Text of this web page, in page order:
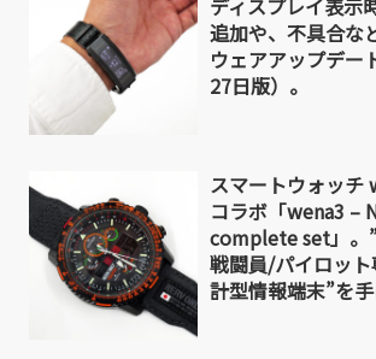
ディスプレイ表示
追加や、不具合な
ウェアアップデー
27日版）。
スマートウォッチ
コラボ「wena3 –
complete set」。
戦闘員/パイロッ
計型情報端末”を